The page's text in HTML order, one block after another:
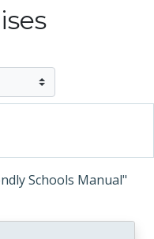
Schools Manual"